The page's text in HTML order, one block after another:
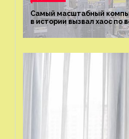
Самый масштабный
в истории вызвал хаос по
было?